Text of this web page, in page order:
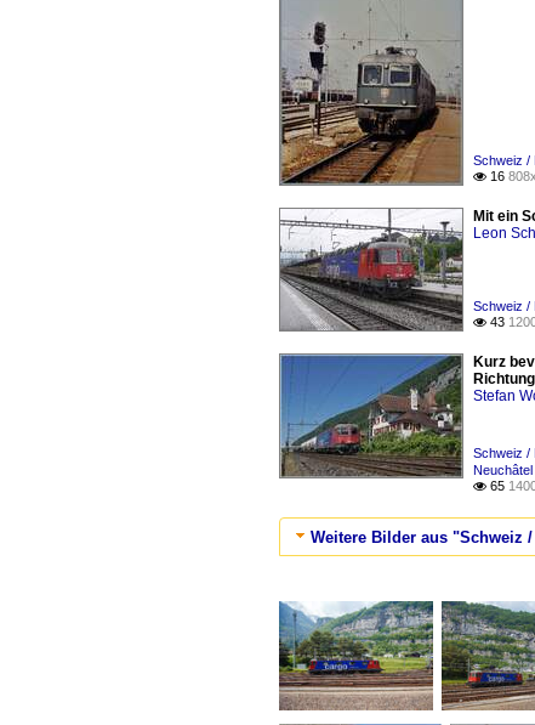
Schweiz /
 16
Mit ein
Leon
Schweiz /
 43
Kurz
Stefan
Schweiz /
 65
Weitere Bilder aus "Schweiz